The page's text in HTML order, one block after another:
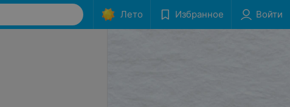
Лето Избранное Войти